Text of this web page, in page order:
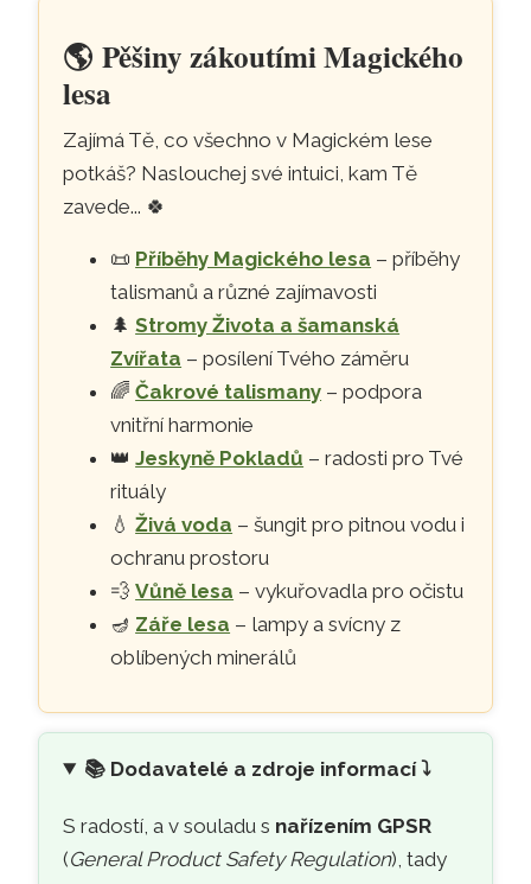
🌎Pěšiny zákoutími Magického
lesa
Zajímá Tě, co všechno v Magickém lese
potkáš? Naslouchej své intuici, kam Tě
zavede... 🍀
📜 Příběhy Magického lesa – příběhy
talismanů a různé zajímavosti
🌲Stromy Života a šamanská
Zvířata – posílení Tvého záměru
🌈Čakrové talismany – podpora
vnitřní harmonie
👑Jeskyně Pokladů – radosti pro Tvé
rituály
💧Živá voda – šungit pro pitnou vodu i
ochranu prostoru
💨Vůně lesa – vykuřovadla pro očistu
🪔 Záře lesa – lampy a svícny z
oblíbených minerálů
📚 Dodavatelé a zdroje informací ⤵️
S radostí, a v souladu s nařízením GPSR
(General Product Safety Regulation), tady